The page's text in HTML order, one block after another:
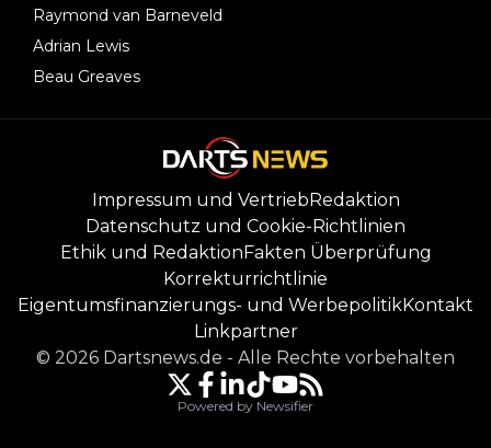
Raymond van Barneveld
Adrian Lewis
Beau Greaves
Impressum und VertriebRedaktion
Datenschutz und Cookie-Richtlinien
Ethik und RedaktionFakten Überprüfung
Korrekturrichtlinie
Eigentumsfinanzierungs- und WerbepolitikKontakt
Linkpartner
© 2026 Dartsnews.de - Alle Rechte vorbehalten
Powered by Newsifier